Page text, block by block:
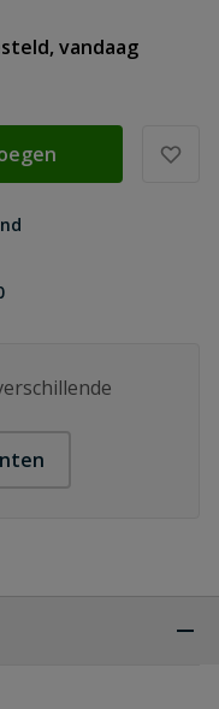
vandaag